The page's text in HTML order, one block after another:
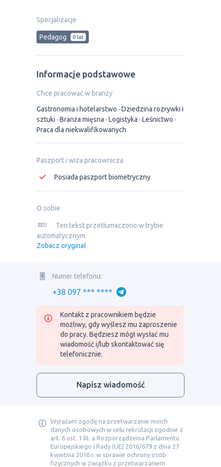
Specjalizacje
Pedagog 0 lat
Informacje podstawowe
Chce pracować w branży
Gastronomia i hotelarstwo
Dziedzina rozrywki i
sztuki
Branża mięsna Logistyka
Leśnictwo
Praca dla niekwalifikowanych
Paszport i wiza pracownicza
Posiada paszport biometryczny
O sobie
Ten tekst przetłumaczono w trybie
automatycznym
Zobacz oryginał
Numer telefonu:
+38 097 *** ****
Kontakt z pracownikiem będzie
możliwy, gdy wyślesz mu zaproszenie
do pracy. Będziesz mógł wysłać mu
wiadomość i/lub skontaktować się
telefonicznie.
Napisz wiadomość
Wyrażam zgodę na przetwarzanie moich
danych osobowych w celu rekrutacji zgodnie z
art. 6 ust. 1 lit. a Rozporządzenia Parlamentu
Europejskiego i Rady (UE) 2016/679 z dnia 27
kwietnia 2016 r. w sprawie ochrony osób
fizycznych w związku z przetwarzaniem